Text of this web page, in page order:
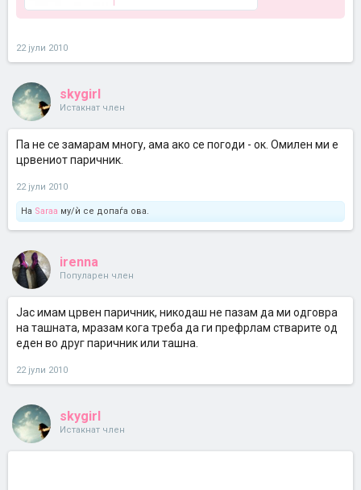
22 јули 2010
skygirl
Истакнат член
Па не се замарам многу, ама ако се погоди - ок. Омилен ми е
црвениот паричник.
22 јули 2010
На Saraa му/ѝ се допаѓа ова.
irenna
Популарен член
Јас имам црвен паричник, никодаш не пазам да ми одговра
на ташната, мразам кога треба да ги префрлам стварите од
еден во друг паричник или ташна.
22 јули 2010
skygirl
Истакнат член